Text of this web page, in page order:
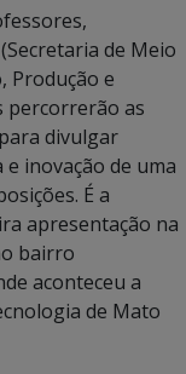
de Meio
Produção e
percorrerão as
divulgar
inovação de uma
É a
apresentação na
bairro
aconteceu a
de Mato